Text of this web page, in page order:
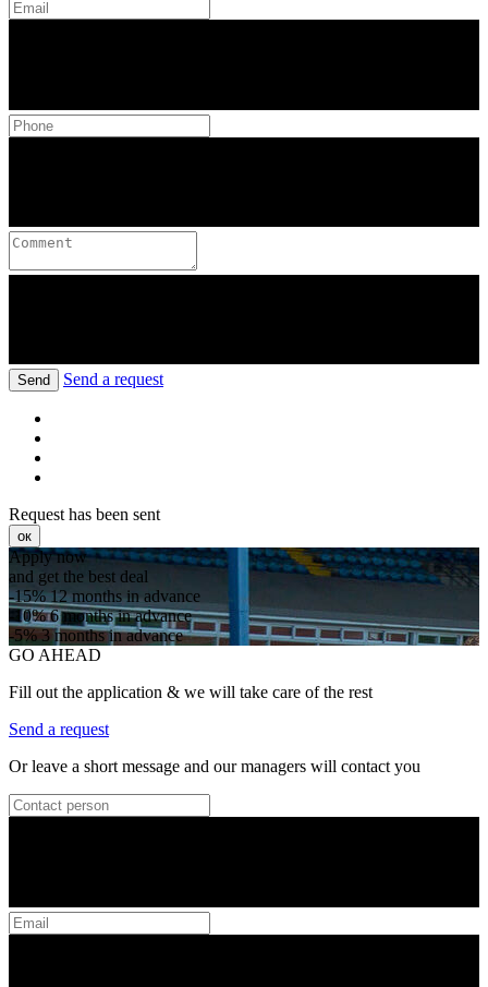
Send Send a request
Request has been sent
ок
Apply now
and get the best deal
-15%12 months in advance
-10%6 months in advance
-5%3 months in advance
GO AHEAD
Fill out the application & we will take care of the rest
Send a request
Or leave a short message and our managers will contact you